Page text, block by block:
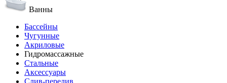
Ванны
Бассейны
Чугунные
Акриловые
Гидромассажные
Стальные
Аксессуары
Слив-перелив